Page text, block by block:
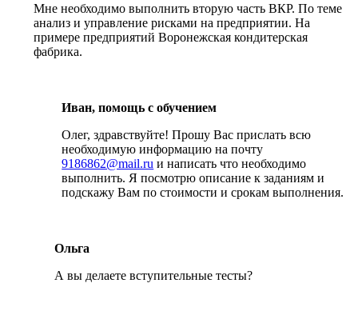
Мне необходимо выполнить вторую часть ВКР. По теме
анализ и управление рисками на предприятии. На
примере предприятий Воронежская кондитерская
фабрика.
Иван, помощь с обучением
Олег, здравствуйте! Прошу Вас прислать всю
необходимую информацию на почту
9186862@mail.ru и написать что необходимо
выполнить. Я посмотрю описание к заданиям и
подскажу Вам по стоимости и срокам выполнения.
Ольга
А вы делаете вступительные тесты?